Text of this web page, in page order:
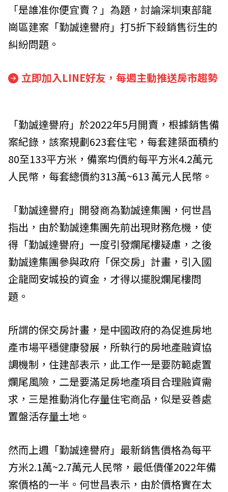
「是誰准你便宜賣？」為題，討論深圳東部龍
崗區建案「勤誠達譽府」打5折下殺銷售衍生的
糾紛問題。
立即加入LINE好友，每週主動推送房市趨勢
「勤誠達譽府」於2022年5月開賣，根據銷售備
案紀錄，該案規劃623套住宅，每套建築面積約
80至133平方米，備案均價約每平方米4.2萬元
人民幣，每套總價約313萬~613 萬元人民幣。
「勤誠達譽府」開發商為勤誠達集團，何世昌
指出，由於勤誠達集團先前出現財務危機，使
得「勤誠達譽府」一度引發爛尾樓疑慮，之後
勤誠達集團參與政府「保交房」計畫，引入國
企龍岡安城投的資金，才得以擺脫爛尾樓問
題。
所謂的保交房計畫，是中國政府的為促進房地
產市場平穩健康發展，所執行的房地產融資協
調機制，住建部表示，此工作一是要防範處置
爛尾風險，二是要滿足房地產項目合理融資需
求，三是推動消化存量住宅商品，似是妥善處
置盤活存量土地。
然而上週「勤誠達譽府」最新銷售價格為每平
方米2.1萬~2.7萬元人民幣，最低價僅2022年備
案價格的一半。何世昌表示，由於價格實在太